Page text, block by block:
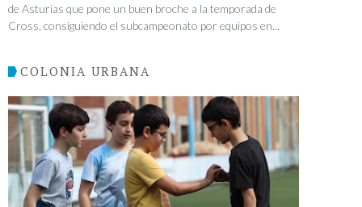
de Asturias que pone un buen broche a la temporada de
Cross, consiguiendo el subcampeonato por equipos en...
COLONIA URBANA